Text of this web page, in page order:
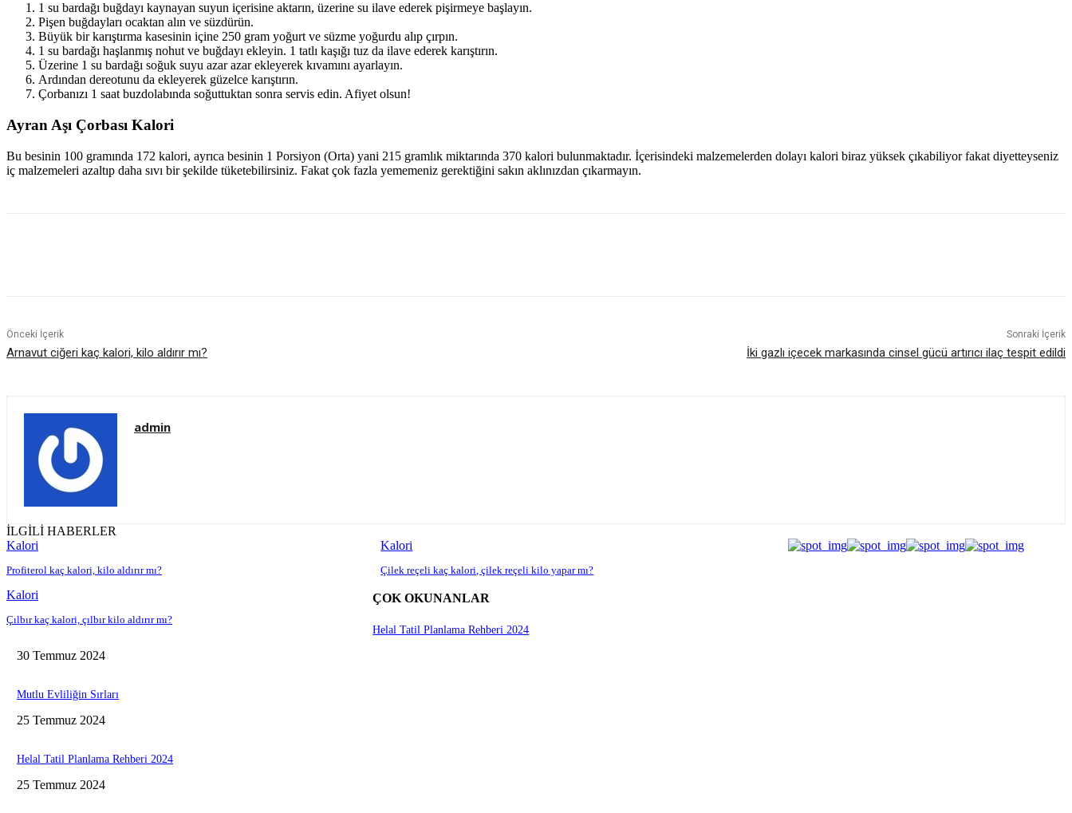
1 su bardağı buğdayı kaynayan suyun içerisine aktarın, üzerine su ilave ederek pişirmeye başlayın.
Pişen buğdayları ocaktan alın ve süzdürün.
Büyük bir karıştırma kasesinin içine 250 gram yoğurt ve süzme yoğurdu alıp çırpın.
1 su bardağı haşlanmış nohut ve buğdayı ekleyin. 1 tatlı kaşığı tuz da ilave ederek karıştırın.
Üzerine 1 su bardağı soğuk suyu azar azar ekleyerek kıvamını ayarlayın.
Ardından dereotunu da ekleyerek güzelce karıştırın.
Çorbanızı 1 saat buzdolabında soğuttuktan sonra servis edin. Afiyet olsun!
Ayran Aşı Çorbası Kalori
Bu besinin 100 gramında 172 kalori, ayrıca besinin 1 Porsiyon (Orta) yani 215 gramlık miktarında 370 kalori bulunmaktadır. İçerisindeki malzemelerden dolayı kalori biraz yüksek çıkabiliyor fakat diyetteyseniz
iç malzemeleri azaltıp daha sıvı bir şekilde tüketebilirsiniz. Fakat çok fazla yememeniz gerektiğini sakın aklınızdan çıkarmayın.
Önceki İçerik
Arnavut ciğeri kaç kalori, kilo aldırır mı?
Sonraki İçerik
İki gazlı içecek markasında cinsel gücü artırıcı ilaç tespit edildi
admin
İLGİLİ HABERLER
Kalori
Profiterol kaç kalori, kilo aldırır mı?
Kalori
Çilek reçeli kaç kalori, çilek reçeli kilo yapar mı?
Kalori
Çılbır kaç kalori, çılbır kilo aldırır mı?
ÇOK OKUNANLAR
Helal Tatil Planlama Rehberi 2024
30 Temmuz 2024
Mutlu Evliliğin Sırları
25 Temmuz 2024
Helal Tatil Planlama Rehberi 2024
25 Temmuz 2024